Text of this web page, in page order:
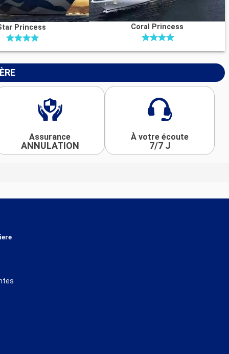
Princess Coral Princess
Assurance
ANNULATION
À votre écoute
7/7 J